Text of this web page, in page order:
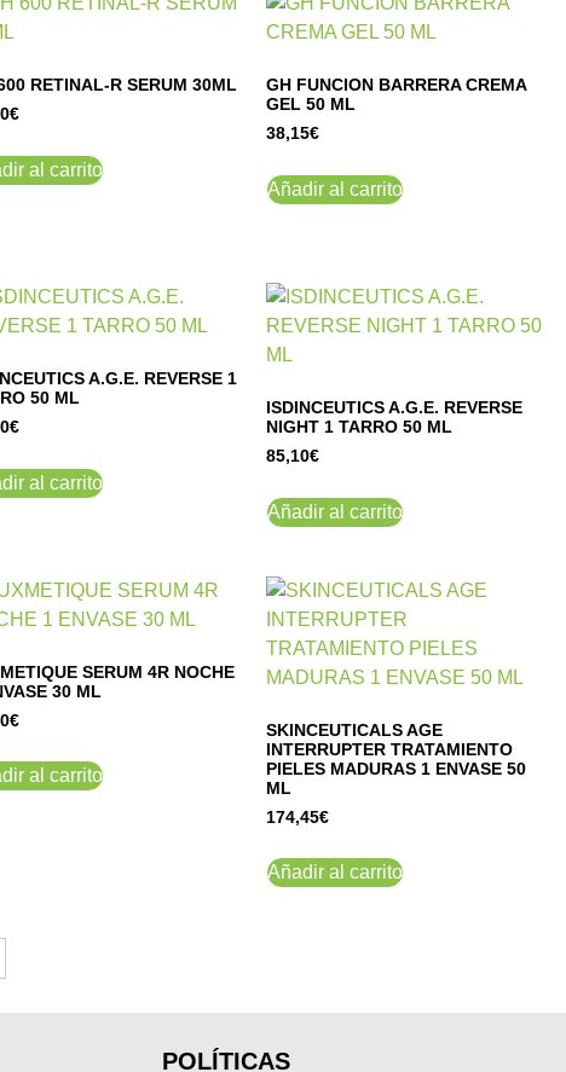
RETINAL-R SERUM 30ML
€
al carrito
GH FUNCION BARRERA CREMA
GEL 50 ML
38,15€
Añadir al carrito
A.G.E. REVERSE 1
50 ML
€
al carrito
ISDINCEUTICS A.G.E. REVERSE
NIGHT 1 TARRO 50 ML
85,10€
Añadir al carrito
SERUM 4R NOCHE
30 ML
€
al carrito
SKINCEUTICALS AGE
INTERRUPTER TRATAMIENTO
PIELES MADURAS 1 ENVASE 50
ML
174,45€
Añadir al carrito
POLÍTICAS